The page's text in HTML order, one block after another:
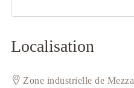
Localisation
Zone industrielle de